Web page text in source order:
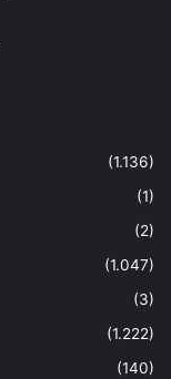
(1.136)
(1)
(2)
(1.047)
(3)
(1.222)
(140)